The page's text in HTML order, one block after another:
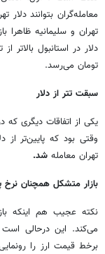
معامله‌گران بتوانند دلار
تهران و سلیمانیه
تومان می‌رسد.
سبقت تتر از دلار
یکی از اتفاقات دیگری که
تهران معامله شد.
بازار متشکل همچنان نرخ
نکته عجیب هم اینکه
می‌کند. این درحالی
برخط قیمت ارز را